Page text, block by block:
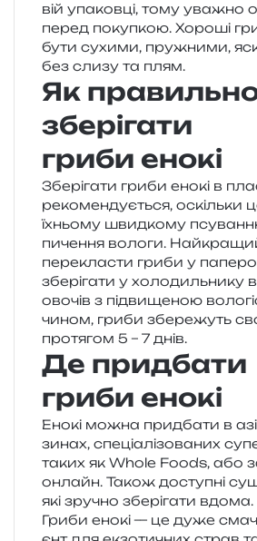
вій упа­ков­ці, тому ува­жно
перед поку­пкою. Хороші
бути сухи­ми, пру­жни­ми,
без слизу та плям.
Як
зберігати
гриби енокі
Зберігати гриби енокі в
реко­мен­ду­є­ться, оскіль­ки
їхньо­му швид­ко­му
пи­че­н­ня воло­ги.
пере­кла­сти гриби у
збе­рі­га­ти у холо­диль­ни­ку
ово­чів з під­ви­ще­ною
чином, гриби збе­ре­жуть
про­тя­гом 5 – 7 днів.
Де придбати
гриби енокі
Енокі можна при­дба­ти в
зи­нах, спе­ці­а­лі­зо­ва­них
таких як Whole Foods, або
онлайн. Також досту­пні
які зру­чно збе­рі­га­ти вдома.
Гриби енокі — це дуже